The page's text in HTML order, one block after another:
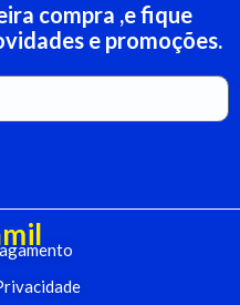
compra ,e fique
e promoções.